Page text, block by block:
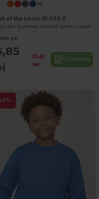
+5
of the Loom 61-033-0
din bumbac durabil pentru copii
as:
17,01
lei
Comandă